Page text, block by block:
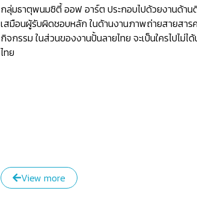
กลุ่มธาตุพนมซิตี้ ออฟ อาร์ต ประกอบไปด้วยงานด้าน
เสมือนผู้รับผิดชอบหลัก ในด้านงานภาพถ่ายสายสาร
กิจกรรม ในส่วนของงานปั้นลายไทย จะเป็นใครไปไม่
ไทย
View more